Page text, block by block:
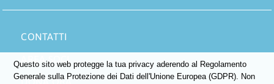
CONTATTI
AREA SOCI
DONA ORA
Questo sito web protegge la tua privacy aderendo al Regolamento
Generale sulla Protezione dei Dati dell'Unione Europea (GDPR). Non